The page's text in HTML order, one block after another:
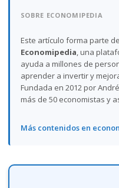
SOBRE ECONOMIPEDIA
Este artículo forma parte
Economipedia, una
ayuda a millones de
aprender a invertir y
Fundada en 2012 por
más de 50 economistas y
Más contenidos en